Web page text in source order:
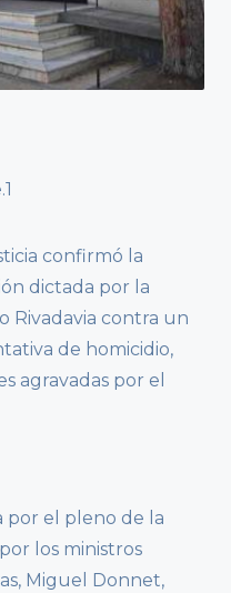
confirmó la
dictada por la
Rivadavia contra un
de homicidio,
agravadas por el
por el pleno de la
los ministros
Miguel Donnet,